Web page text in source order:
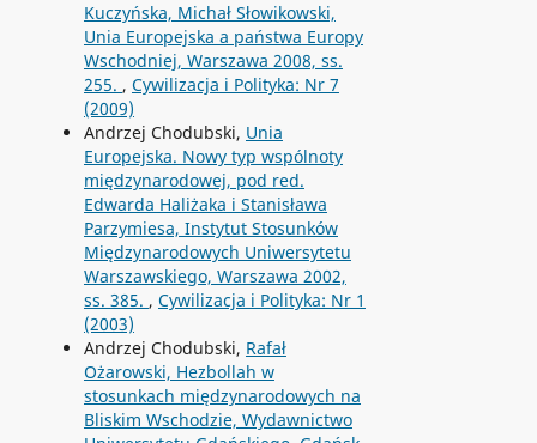
Kuczyńska, Michał Słowikowski,
Unia Europejska a państwa Europy
Wschodniej, Warszawa 2008, ss.
255. , Cywilizacja i Polityka: Nr 7
(2009)
Andrzej Chodubski, Unia
Europejska. Nowy typ wspólnoty
międzynarodowej, pod red.
Edwarda Haliżaka i Stanisława
Parzymiesa, Instytut Stosunków
Międzynarodowych Uniwersytetu
Warszawskiego, Warszawa 2002,
ss. 385. , Cywilizacja i Polityka: Nr 1
(2003)
Andrzej Chodubski, Rafał
Ożarowski, Hezbollah w
stosunkach międzynarodowych na
Bliskim Wschodzie, Wydawnictwo